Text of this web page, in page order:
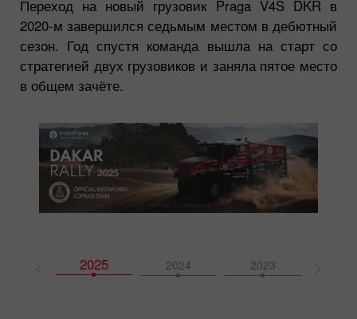
Переход на новый грузовик Praga V4S DKR в
2020-м завершился седьмым местом в дебютный
сезон. Год спустя команда вышла на старт со
стратегией двух грузовиков и заняла пятое место
в общем зачёте.
2025 2024 2023